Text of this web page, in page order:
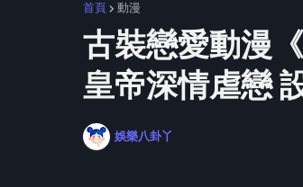
首頁 動漫
古裝戀愛動漫
皇帝深情虐戀
娛樂八卦丫